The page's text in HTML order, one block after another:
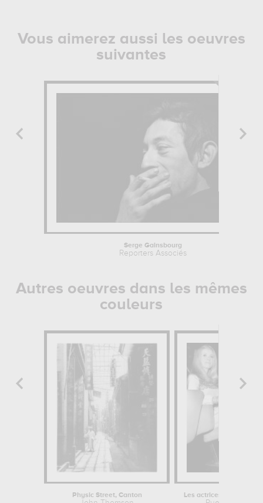
Vous aimerez aussi les oeuvres
suivantes
Serge Gainsbourg
Reporters Associés
Autres oeuvres dans les mêmes
couleurs
Physic Street, Canton